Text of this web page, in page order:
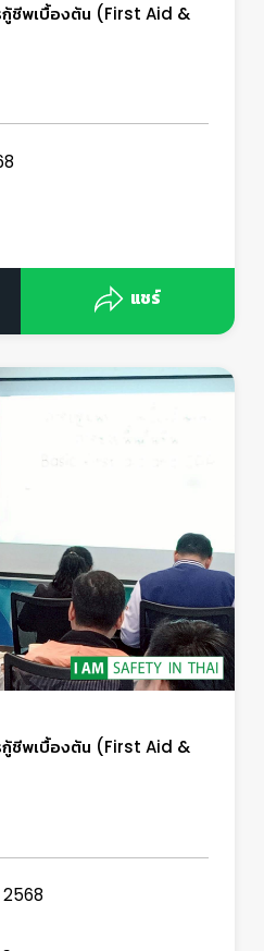
กู้ชีพเบื้องต้น (First Aid &
แชร์
กู้ชีพเบื้องต้น (First Aid &